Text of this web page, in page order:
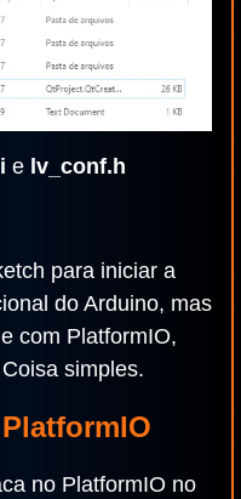
e lv_conf.h
para iniciar a
do Arduino, mas
com PlatformIO,
simples.
no PlatformIO no